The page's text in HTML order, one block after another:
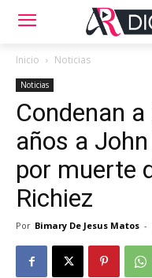
Inicio Noticias
Noticias
Condenan
años a
por muerte
Richiez
Por Bimary De Jesus Matos -